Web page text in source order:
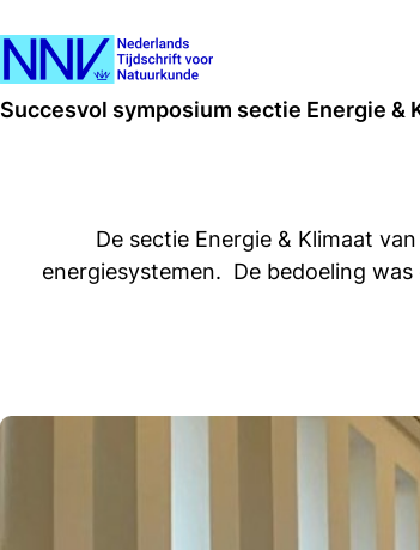
Succesvol symposium sectie Energie &
De sectie Energie & Klimaat
energiesystemen. De bedoeling